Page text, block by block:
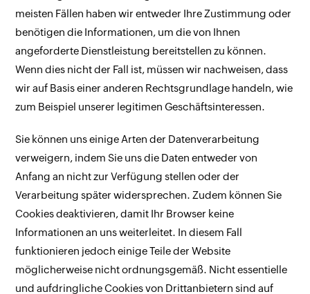
meisten Fällen haben wir entweder Ihre Zustimmung oder
benötigen die Informationen, um die von Ihnen
angeforderte Dienstleistung bereitstellen zu können.
Wenn dies nicht der Fall ist, müssen wir nachweisen, dass
wir auf Basis einer anderen Rechtsgrundlage handeln, wie
zum Beispiel unserer legitimen Geschäftsinteressen.
Sie können uns einige Arten der Datenverarbeitung
verweigern, indem Sie uns die Daten entweder von
Anfang an nicht zur Verfügung stellen oder der
Verarbeitung später widersprechen. Zudem können Sie
Cookies deaktivieren, damit Ihr Browser keine
Informationen an uns weiterleitet. In diesem Fall
funktionieren jedoch einige Teile der Website
möglicherweise nicht ordnungsgemäß. Nicht essentielle
und aufdringliche Cookies von Drittanbietern sind auf